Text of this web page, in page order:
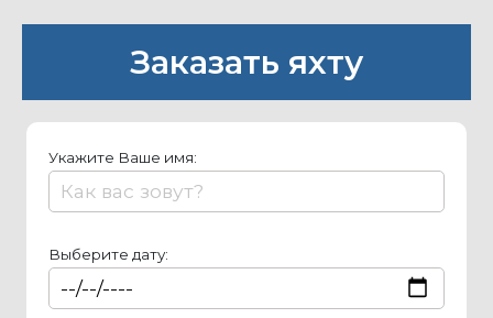
Заказать яхту
Укажите Ваше имя:
Выберите дату: